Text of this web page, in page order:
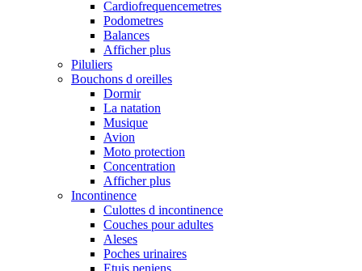
Cardiofrequencemetres
Podometres
Balances
Afficher plus
Piluliers
Bouchons d oreilles
Dormir
La natation
Musique
Avion
Moto protection
Concentration
Afficher plus
Incontinence
Culottes d incontinence
Couches pour adultes
Aleses
Poches urinaires
Etuis peniens